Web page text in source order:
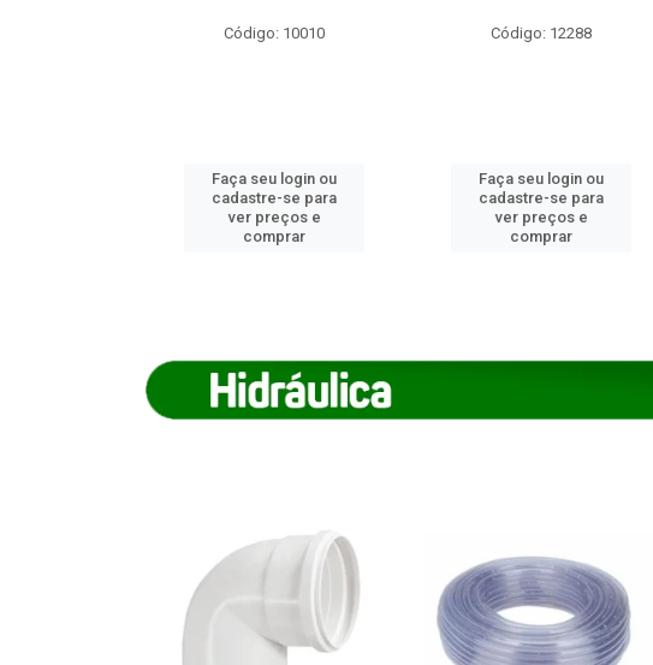
Código: 10010
Faça seu login ou
cadastre-se para
ver preços e
comprar
Código: 12288
Faça seu login ou
cadastre-se para
ver preços e
comprar